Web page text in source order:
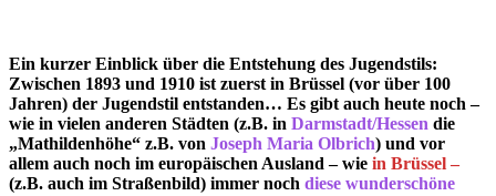
Ein kurzer Einblick über die Entstehung des Jugendstils:
Zwischen 1893 und 1910 ist zuerst in Brüssel (vor über 100
Jahren) der Jugendstil entstanden… Es gibt auch heute noch –
wie in vielen anderen Städten (z.B. in Darmstadt/Hessen die
„Mathildenhöhe“ z.B. von Joseph Maria Olbrich) und vor
allem auch noch im europäischen Ausland – wie in Brüssel –
(z.B. auch im Straßenbild) immer noch diese wunderschöne